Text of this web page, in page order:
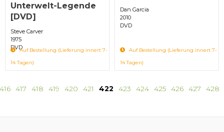
Unterwelt-Legende
[DVD]
Steve Carver
1975
DVDAuf Bestellung (Lieferung innert 7-
14 Tagen)
Dan Garcia
2010
DVD
Auf Bestellung (Lieferung innert 7-
14 Tagen)
417 418 419 420 421 422 423 424 425 426 427 428